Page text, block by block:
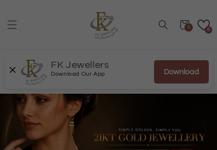
المحتوى
0
عربة
0
FK Jewellers
Download Our App Download